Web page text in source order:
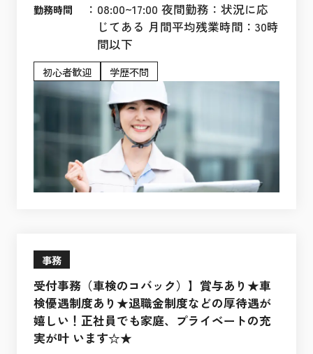
勤務時間 ： 08:00~17:00 夜間勤務：状況に応
じてある 月間平均残業時間：30時
間以下
初心者歓迎 学歴不問
事務
受付事務（車検のコバック）】賞与あり★車
検優遇制度あり★退職金制度などの厚待遇が
嬉しい！正社員でも家庭、プライベートの充
実が叶 います☆★